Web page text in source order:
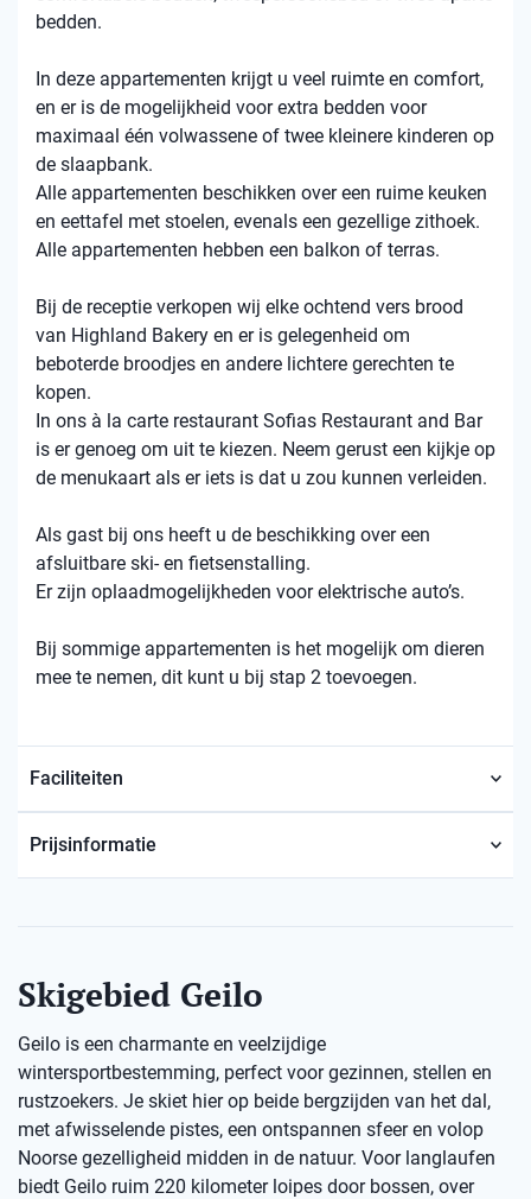
bedden.
In deze appartementen krijgt u veel ruimte en comfort,
en er is de mogelijkheid voor extra bedden voor
maximaal één volwassene of twee kleinere kinderen op
de slaapbank.
Alle appartementen beschikken over een ruime keuken
en eettafel met stoelen, evenals een gezellige zithoek.
Alle appartementen hebben een balkon of terras.
Bij de receptie verkopen wij elke ochtend vers brood
van Highland Bakery en er is gelegenheid om
beboterde broodjes en andere lichtere gerechten te
kopen.
In ons à la carte restaurant Sofias Restaurant and Bar
is er genoeg om uit te kiezen. Neem gerust een kijkje op
de menukaart als er iets is dat u zou kunnen verleiden.
Als gast bij ons heeft u de beschikking over een
afsluitbare ski- en fietsenstalling.
Er zijn oplaadmogelijkheden voor elektrische auto’s.
Bij sommige appartementen is het mogelijk om dieren
mee te nemen, dit kunt u bij stap 2 toevoegen.
Faciliteiten
Prijsinformatie
Skigebied Geilo
Geilo is een charmante en veelzijdige
wintersportbestemming, perfect voor gezinnen, stellen en
rustzoekers. Je skiet hier op beide bergzijden van het dal,
met afwisselende pistes, een ontspannen sfeer en volop
Noorse gezelligheid midden in de natuur. Voor langlaufen
biedt Geilo ruim 220 kilometer loipes door bossen, over